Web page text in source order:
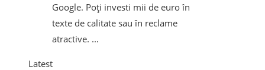
Google. Poți investi mii de euro în
texte de calitate sau în reclame
atractive. ...
Latest